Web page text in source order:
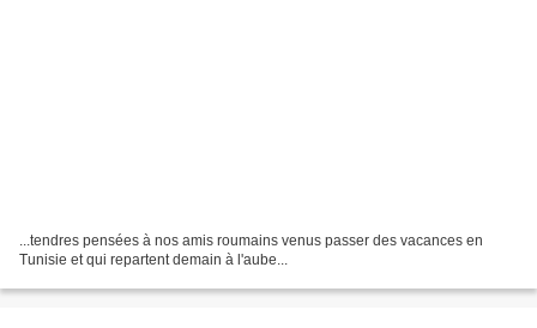
...tendres pensées à nos amis roumains venus passer des vacances en
Tunisie et qui repartent demain à l'aube...